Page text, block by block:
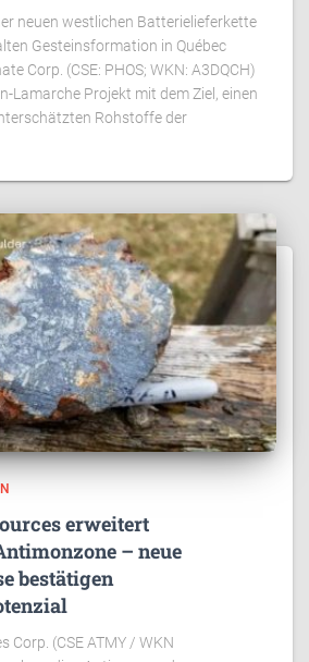
neuen westlichen Batterielieferkette
Gesteinsformation in Québec
Corp. (CSE: PHOS; WKN: A3DQCH)
Lamarche Projekt mit dem Ziel, einen
Rohstoffe der
erweitert
– neue
bestätigen
Corp. (CSE ATMY / WKN